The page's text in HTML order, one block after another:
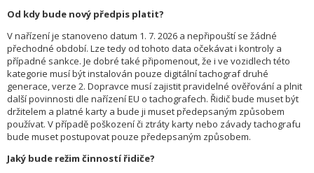
Od kdy bude nový předpis platit?
V nařízení je stanoveno datum 1. 7. 2026 a nepřipouští se žádné
přechodné období. Lze tedy od tohoto data očekávat i kontroly a
případné sankce. Je dobré také připomenout, že i ve vozidlech této
kategorie musí být instalován pouze digitální tachograf druhé
generace, verze 2. Dopravce musí zajistit pravidelné ověřování a plnit
další povinnosti dle nařízení EU o tachografech. Řidič bude muset být
držitelem a platné karty a bude ji muset předepsaným způsobem
používat. V případě poškození či ztráty karty nebo závady tachografu
bude muset postupovat pouze předepsaným způsobem.
Jaký bude režim činností řidiče?